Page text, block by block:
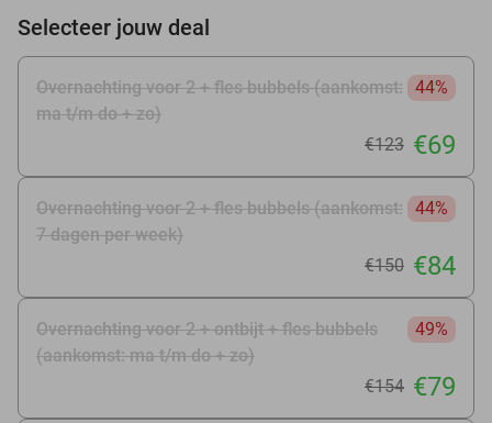
Selecteer jouw deal
Overnachting voor 2 + fles bubbels (aankomst:
ma t/m do + zo)
44%
€123 €69
Overnachting voor 2 + fles bubbels (aankomst:
7 dagen per week)
44%
€150 €84
Overnachting voor 2 + ontbijt + fles bubbels
(aankomst: ma t/m do + zo)
49%
€154 €79